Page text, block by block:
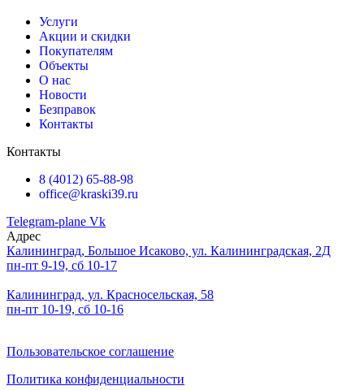
Услуги
Акции и скидки
Покупателям
Объекты
О нас
Новости
Безправок
Контакты
Контакты
8 (4012) 65-88-98
office@kraski39.ru
Telegram-plane Vk
Адрес
Калининград, Большое Исаково, ул. Калининградская, 2Д
пн-пт 9-19, сб 10-17
Калининград, ул. Красносельская, 58
пн-пт 10-19, сб 10-16
Пользовательское соглашение
Политика конфиденциальности